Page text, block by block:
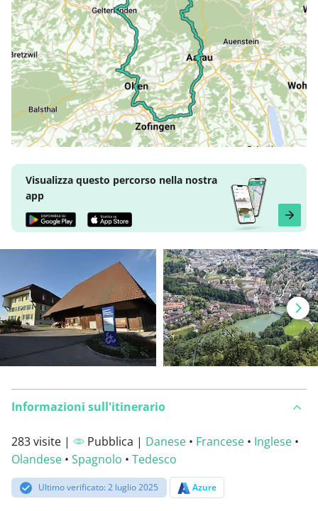
Visualizza questo percorso nella nostra
app
Informazioni sull'itinerario
283 visite | Pubblica | Danese • Francese • Inglese •
Olandese • Spagnolo • Tedesco
Ultimo verificato: 2 luglio 2025 Azure